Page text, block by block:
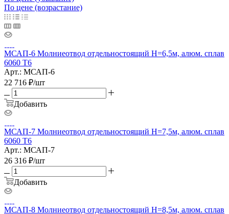
По цене (возрастание)
МСАП-6 Молниеотвод отдельностоящий H=6,5м, алюм. сплав
6060 T6
Арт.: МСАП-6
22 716 ₽/шт
Добавить
МСАП-7 Молниеотвод отдельностоящий H=7,5м, алюм. сплав
6060 T6
Арт.: МСАП-7
26 316 ₽/шт
Добавить
МСАП-8 Молниеотвод отдельностоящий H=8,5м, алюм. сплав